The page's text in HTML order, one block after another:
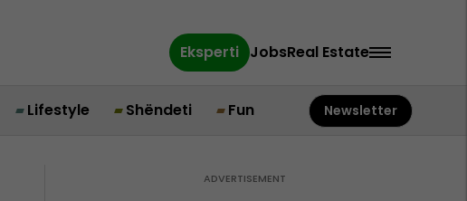
Eksperti JobsReal Estate
Lifestyle Shëndeti Fun Newsletter